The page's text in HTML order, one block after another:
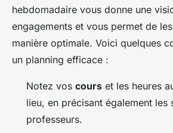
hebdomadaire vous donne une
engagements et vous permet de
manière optimale. Voici quelques
un planning efficace :
Notez vos cours et les heures
lieu, en précisant également les
professeurs.